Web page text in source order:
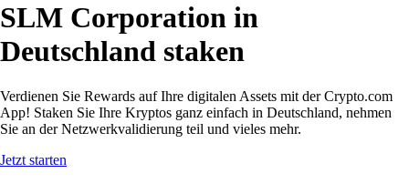
SLM Corporation in
Deutschland staken
Verdienen Sie Rewards auf Ihre digitalen Assets mit der Crypto.com
App! Staken Sie Ihre Kryptos ganz einfach in Deutschland, nehmen
Sie an der Netzwerkvalidierung teil und vieles mehr.
Jetzt starten